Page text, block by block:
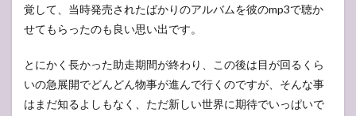
覚して、当時発売されたばかりのアルバムを彼のmp3で聴か
せてもらったのも良い思い出です。
とにかく長かった助走期間が終わり、この後は目が回るくら
いの急展開でどんどん物事が進んで行くのですが、そんな事
はまだ知るよしもなく、ただ新しい世界に期待でいっぱいで